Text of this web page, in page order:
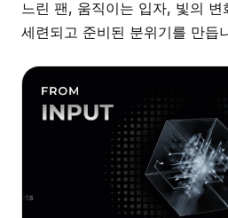
느린 팬, 움직이는 입자, 빛의 변
세련되고 준비된 분위기를 만듭